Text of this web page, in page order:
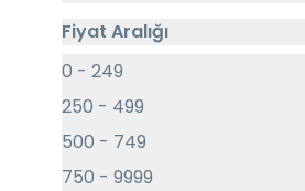
Magnezyum
Niacinamid
Omega3
Propolis
Retinol
Fiyat Aralığı
0 - 249
250 - 499
500 - 749
750 - 9999